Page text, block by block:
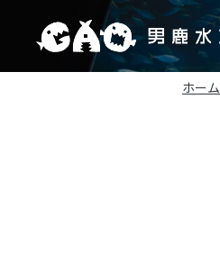
ホーム